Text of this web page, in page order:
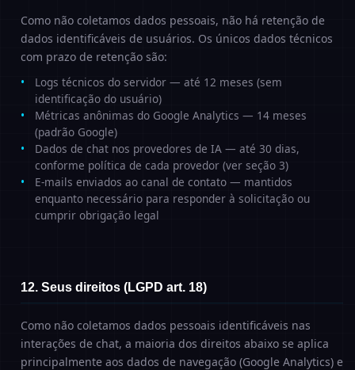
Como não coletamos dados pessoais, não há retenção de
dados identificáveis de usuários. Os únicos dados técnicos
com prazo de retenção são:
Logs técnicos do servidor — até 12 meses (sem
identificação do usuário)
Métricas anônimas do Google Analytics — 14 meses
(padrão Google)
Dados de chat nos provedores de IA — até 30 dias,
conforme política de cada provedor (ver seção 3)
E-mails enviados ao canal de contato — mantidos
enquanto necessário para responder à solicitação ou
cumprir obrigação legal
12. Seus direitos (LGPD art. 18)
Como não coletamos dados pessoais identificáveis nas
interações de chat, a maioria dos direitos abaixo se aplica
principalmente aos dados de navegação (Google Analytics) e